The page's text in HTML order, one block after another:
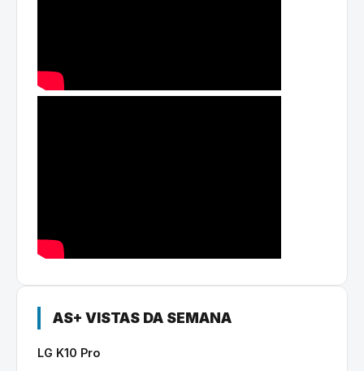
AS+ VISTAS DA SEMANA
LG K10 Pro